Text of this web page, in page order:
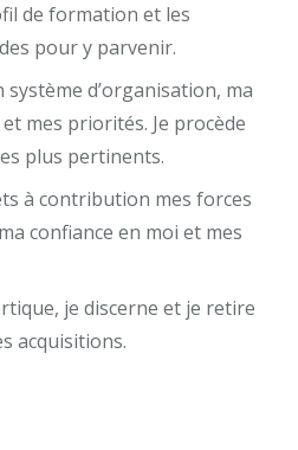
de formation et les
pour y parvenir.
système d’organisation, ma
mes priorités. Je procède
plus pertinents.
à contribution mes forces
confiance en moi et mes
je discerne et je retire
acquisitions.